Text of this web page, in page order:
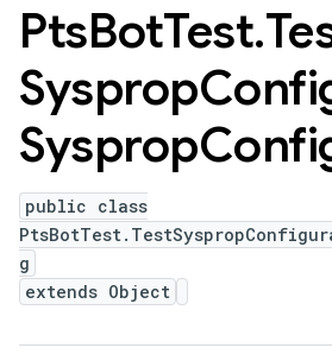
PtsBotTest.
Sysprop
Sysprop
public class
g
extends Object